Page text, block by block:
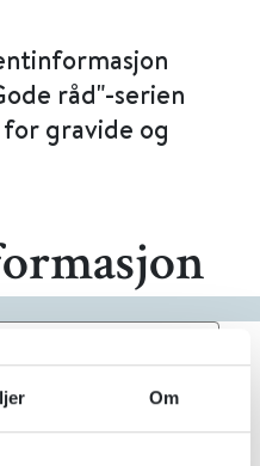
Om
råd"-serien
gravide og
Alfabetisk